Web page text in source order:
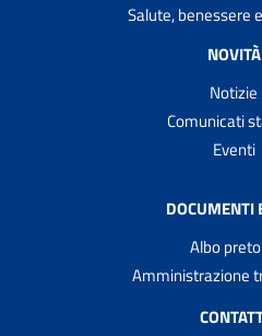
Salute, benessere
NOVITÀ
Notizie
Comunicati
Eventi
DOCUMENTI
Albo
Amministrazione